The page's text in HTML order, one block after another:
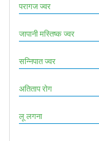
परागज ज्वर
जापानी मस्तिष्क ज्वर
सन्निपात ज्वर
अतिताप रोग
लू लगना